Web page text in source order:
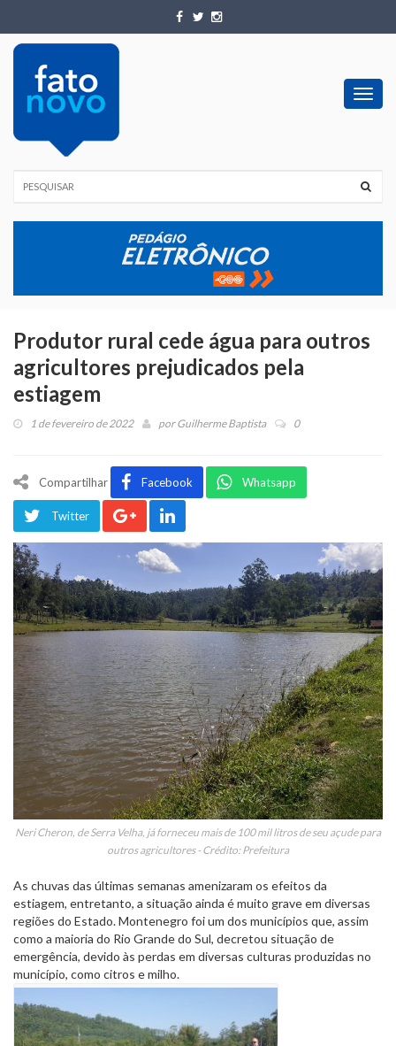
Produtor rural cede água para outros
agricultores prejudicados pela
estiagem
1 de fevereiro de 2022 porGuilherme Baptista 0
Compartilhar Facebook Whatsapp
Twitter
Neri Cheron, de Serra Velha, já forneceu mais de 100 mil litros de seu açude para
outros agricultores - Crédito: Prefeitura
As chuvas das últimas semanas amenizaram os efeitos da
estiagem, entretanto, a situação ainda é muito grave em diversas
regiões do Estado. Montenegro foi um dos municípios que, assim
como a maioria do Rio Grande do Sul, decretou situação de
emergência, devido às perdas em diversas culturas produzidas no
município, como citros e milho.